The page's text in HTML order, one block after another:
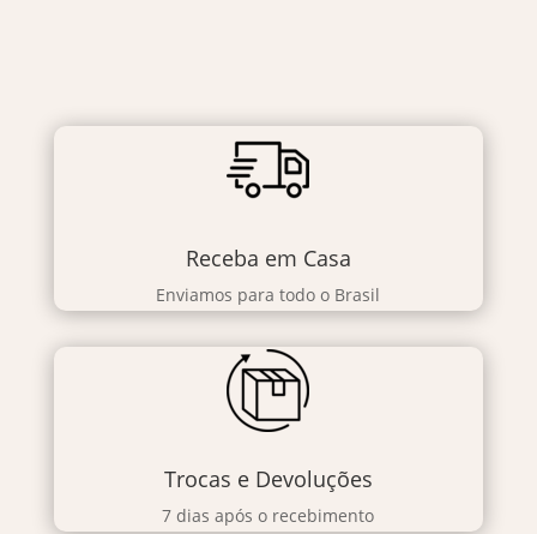
Receba em Casa
Enviamos para todo o Brasil
Trocas e Devoluções
7 dias após o recebimento